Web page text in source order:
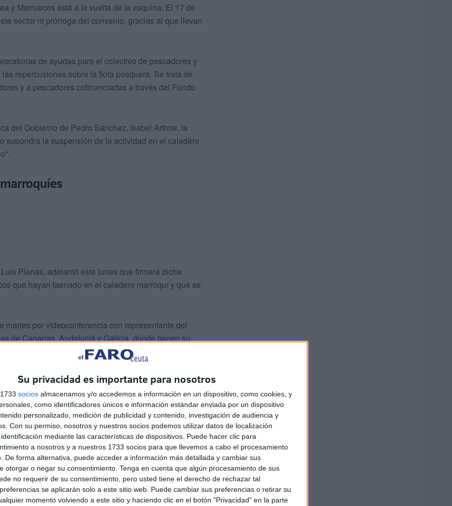
Su privacidad es importante para nosotros
socios almacenamos y/o accedemos a información en un dispositivo, como cookies, y
como identificadores únicos e información estándar enviada por un dispositivo
personalizado, medición de publicidad y contenido, investigación de audiencia y
Con su permiso, nosotros y nuestros socios podemos utilizar datos de localización
mediante las características de dispositivos. Puede hacer clic para
a nosotros y a nuestros 1733 socios para que llevemos a cabo el procesamiento
De forma alternativa, puede acceder a información más detallada y cambiar sus
otorgar o negar su consentimiento. Tenga en cuenta que algún procesamiento de sus
no requerir de su consentimiento, pero usted tiene el derecho de rechazar tal
se aplicarán solo a este sitio web. Puede cambiar sus preferencias o retirar su
momento volviendo a este sitio y haciendo clic en el botón "Privacidad" en la parte
y Marruecos está a la vuelta de la esquina. El 17 de
sector ni prórroga del convenio, gracias al que llevan
de ayudas para el colectivo de pescadores y
repercusiones sobre la flota pesquera. Se trata de
y a pescadores cofinanciadas a través del Fondo
del Gobierno de Pedro Sánchez, Isabel Artime, la
supondrá la suspensión de la actividad en el caladero
Planas, adelantó este lunes que firmará dicha
que hayan faenado en el caladero marroquí y que se
por videoconferencia con representante del
de Canarias, Andalucía y Galicia, donde tienen su
ambas convocatorias están ya en su última fase de
Oficial del Estado.
del plazo de presentación de solicitudes será
puedan surtir efecto en el momento más próximo a